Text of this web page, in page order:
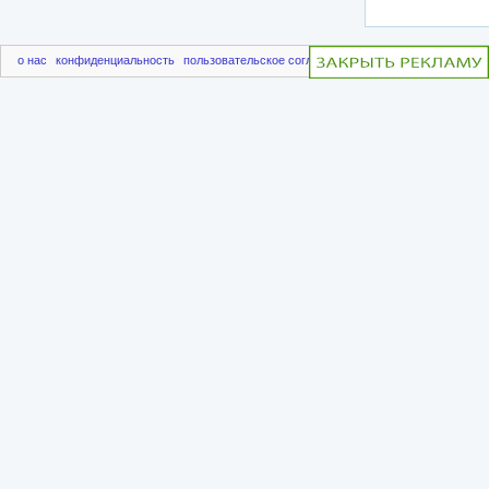
о нас конфиденциальность пользовательское соглашение чаво пригласить